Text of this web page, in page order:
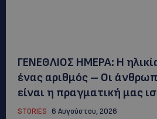
ΓΕΝΕΘΛΙΟΣ ΗΜΕΡΑ: Η
ένας αριθμός – Οι
είναι η πραγματική μας
STORIES 6 Αυγούστου, 2026